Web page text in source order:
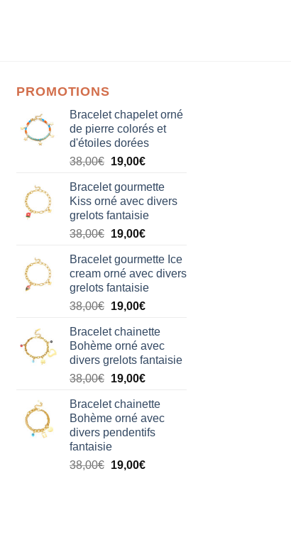
PROMOTIONS
Bracelet chapelet orné
de pierre colorés et
d'étoiles dorées
38,00€ Le
initial
était :
38,00€.
19,00€Le
actuel
est :
19,00€.
Bracelet gourmette
Kiss orné avec divers
grelots fantaisie
38,00€ Le
initial
était :
38,00€.
19,00€Le
actuel
est :
19,00€.
Bracelet gourmette Ice
cream orné avec divers
grelots fantaisie
38,00€ Le
initial
était :
38,00€.
19,00€Le
actuel
est :
19,00€.
Bracelet chainette
Bohème orné avec
divers grelots fantaisie
38,00€ Le
initial
était :
38,00€.
19,00€Le
actuel
est :
19,00€.
Bracelet chainette
Bohème orné avec
divers pendentifs
fantaisie
38,00€ Le
19,00€Le